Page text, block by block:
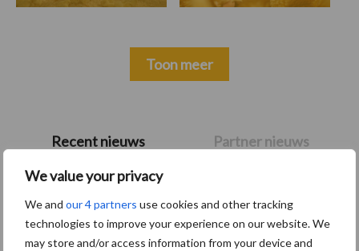
We value your privacy
We and our 4 partners use cookies and other tracking
technologies to improve your experience on our website. We
may store and/or access information from your device and
PrimaireRecent nieuws Partner nieuws
8 jan
Belastingdienst publiceert
Landelijke Landbouwnormen 2025
Toon meer